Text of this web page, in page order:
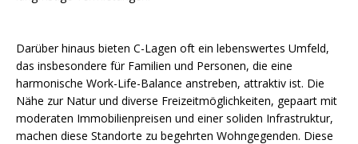
Darüber hinaus bieten C-Lagen oft ein lebenswertes Umfeld,
das insbesondere für Familien und Personen, die eine
harmonische Work-Life-Balance anstreben, attraktiv ist. Die
Nähe zur Natur und diverse Freizeitmöglichkeiten, gepaart mit
moderaten Immobilienpreisen und einer soliden Infrastruktur,
machen diese Standorte zu begehrten Wohngegenden. Diese